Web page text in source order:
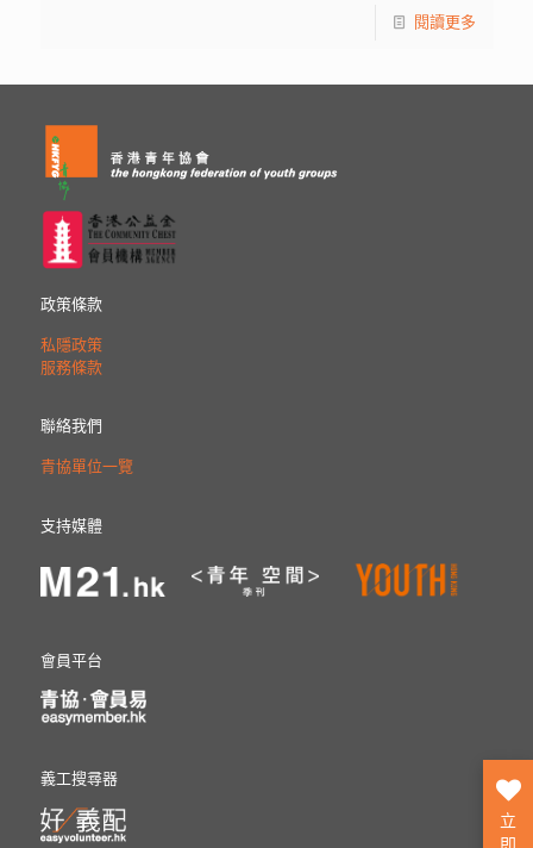
閱讀更多
政策條款
私隱政策
服務條款
聯絡我們
青協單位一覽
支持媒體
會員平台
義工搜尋器
立